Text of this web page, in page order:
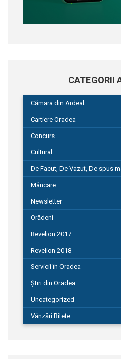
CATEGORII
Cămara din Ardeal
Cartiere Oradea
Concurs
Cultural
De Facut, De Vazut, De spus
580
Mâncare
Newsletter
Orădeni
Revelion 2017
Revelion 2018
Servicii în Oradea
Știri din Oradea
Uncategorized
Vânzări Bilete